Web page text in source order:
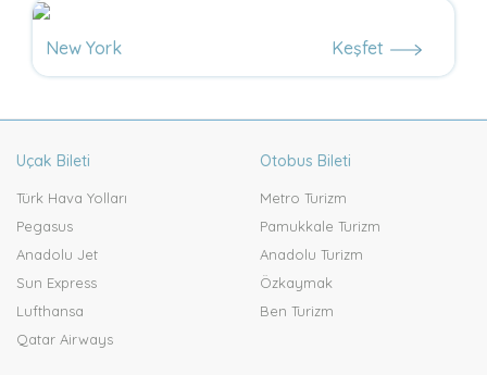
New York Keşfet
Uçak Bileti
Türk Hava Yolları
Pegasus
Anadolu Jet
Sun Express
Lufthansa
Qatar Airways
Otobus Bileti
Metro Turizm
Pamukkale Turizm
Anadolu Turizm
Özkaymak
Ben Turizm